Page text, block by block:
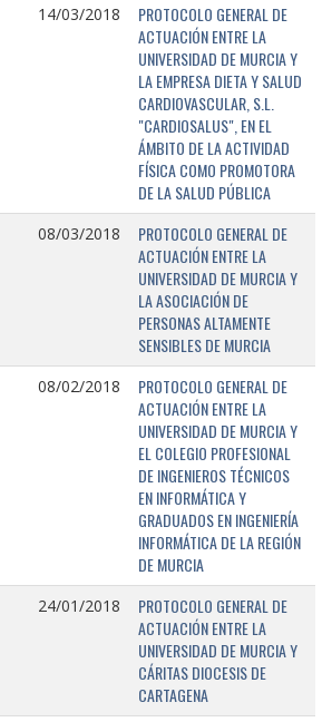
14/03/2018
PROTOCOLO GENERAL DE
ACTUACIÓN ENTRE LA
UNIVERSIDAD DE MURCIA Y
LA EMPRESA DIETA Y SALUD
CARDIOVASCULAR, S.L.
"CARDIOSALUS", EN EL
ÁMBITO DE LA ACTIVIDAD
FÍSICA COMO PROMOTORA
DE LA SALUD PÚBLICA
08/03/2018
PROTOCOLO GENERAL DE
ACTUACIÓN ENTRE LA
UNIVERSIDAD DE MURCIA Y
LA ASOCIACIÓN DE
PERSONAS ALTAMENTE
SENSIBLES DE MURCIA
08/02/2018
PROTOCOLO GENERAL DE
ACTUACIÓN ENTRE LA
UNIVERSIDAD DE MURCIA Y
EL COLEGIO PROFESIONAL
DE INGENIEROS TÉCNICOS
EN INFORMÁTICA Y
GRADUADOS EN INGENIERÍA
INFORMÁTICA DE LA REGIÓN
DE MURCIA
24/01/2018
PROTOCOLO GENERAL DE
ACTUACIÓN ENTRE LA
UNIVERSIDAD DE MURCIA Y
CÁRITAS DIOCESIS DE
CARTAGENA